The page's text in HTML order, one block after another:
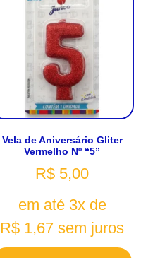
Vela de Aniversário Gliter
Vermelho Nº “5”
R$ 5,00
em até 3x de
R$ 1,67 sem juros